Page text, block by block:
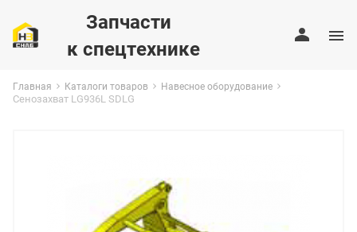
Запчасти
к спецтехнике
Главная Каталоги товаров Навесное оборудование
Сенозахват LG936L SDLG